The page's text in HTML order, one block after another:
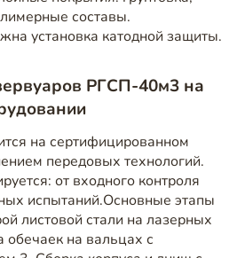
составы.
установка катодной защиты.
РГСП-40м3 на
на сертифицированном
передовых технологий.
от входного контроля
испытаний.Основные этапы
листовой стали на лазерных
обечаек на вальцах с